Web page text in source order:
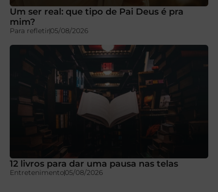
Um ser real: que tipo de Pai Deus é pra
mim?
Para refletir05/08/2026
12 livros para dar uma pausa nas telas
Entretenimento05/08/2026